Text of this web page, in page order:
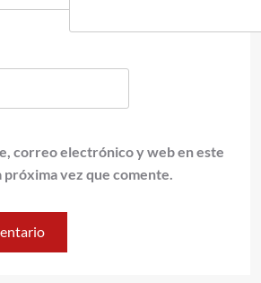
correo electrónico y web en este
próxima vez que comente.